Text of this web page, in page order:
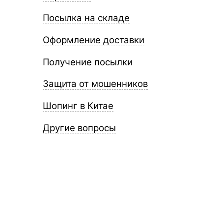
Посылка на складе
Оформление доставки
Получение посылки
Защита от мошенников
Шопинг в Китае
Другие вопросы